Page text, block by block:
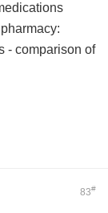
- comparison of
83#